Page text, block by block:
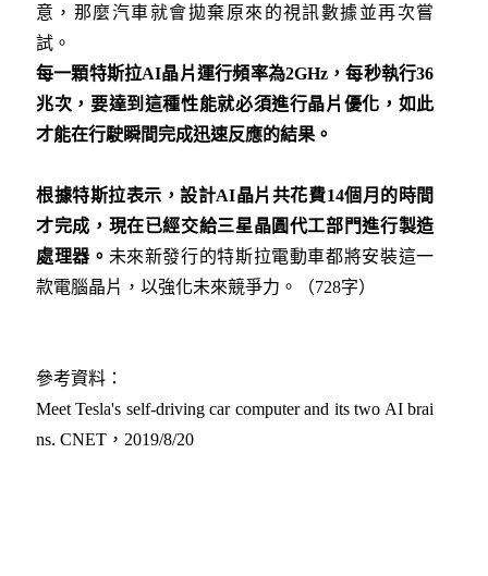
意，那麼汽車就會拋棄原來的視訊數據並再次嘗
試。
每一顆特斯拉AI晶片運行頻率為2GHz，每秒執行36
兆次，要達到這種性能就必須進行晶片優化，如此
才能在行駛瞬間完成迅速反應的結果。
根據特斯拉表示，設計AI晶片共花費14個月的時間
才完成，現在已經交給三星晶圓代工部門進行製造
處理器。 未來新發行的特斯拉電動車都將安裝這一
款電腦晶片，以強化未來競爭力。（728字）
參考資料：
Meet Tesla's self-driving car computer and its two AI brai
ns. CNET，2019/8/20